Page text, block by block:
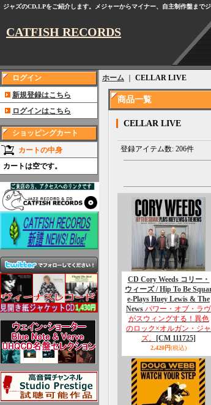
ジャズのCD,LPをご紹介します。メジャーからマイナー、自主制作盤まで
CATFISH RECORDS
ログイン
新規登録はこちら
ログインはこちら
ショッピングカート
カートの中身
カートは空です。
ホーム CELLAR LIVE
商品一覧
CELLAR LIVE
登録アイテム数: 206件
CD Cory Weeds コリー・
ウィーズ / Hip To Be
e-Plays Huey Lewis & The
News パワー・オブ・ラヴ
がスウィングする！異色
のロック×オルガン・ジャ
ズ。
[CM 111725]
2,420円(税込)